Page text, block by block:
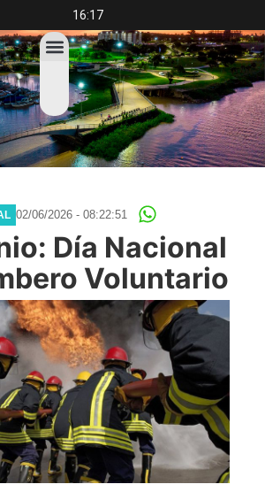
16:17
02/06/2026 - 08:22:51
Día Nacional
Voluntario